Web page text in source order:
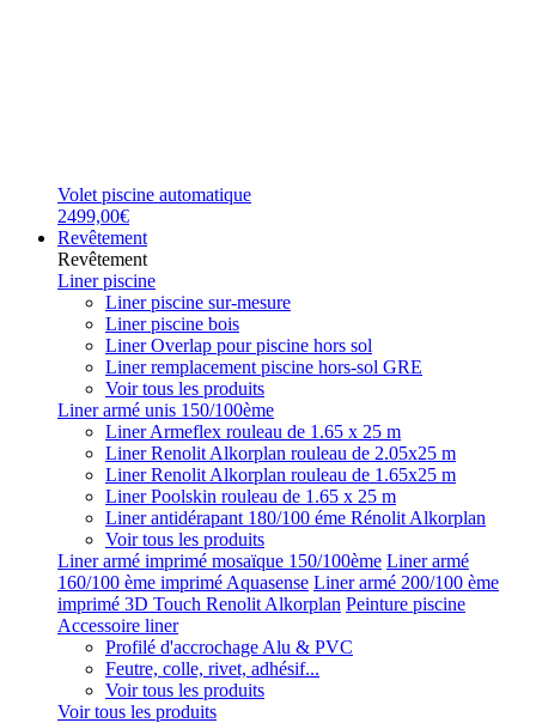
Volet piscine automatique
2499,00€
Revêtement
Revêtement
Liner piscine
Liner piscine sur-mesure
Liner piscine bois
Liner Overlap pour piscine hors sol
Liner remplacement piscine hors-sol GRE
Voir tous les produits
Liner armé unis 150/100ème
Liner Armeflex rouleau de 1.65 x 25 m
Liner Renolit Alkorplan rouleau de 2.05x25 m
Liner Renolit Alkorplan rouleau de 1.65x25 m
Liner Poolskin rouleau de 1.65 x 25 m
Liner antidérapant 180/100 éme Rénolit Alkorplan
Voir tous les produits
Liner armé imprimé mosaïque 150/100ème Liner armé
160/100 ème imprimé Aquasense Liner armé 200/100 ème
imprimé 3D Touch Renolit Alkorplan Peinture piscine
Accessoire liner
Profilé d'accrochage Alu & PVC
Feutre, colle, rivet, adhésif...
Voir tous les produits
Voir tous les produits